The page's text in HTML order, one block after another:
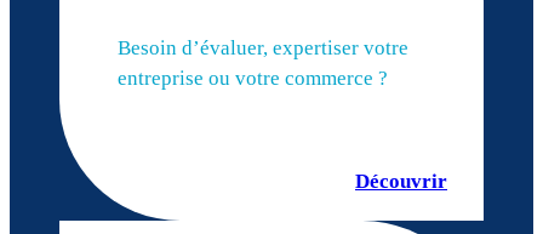
Besoin d’évaluer, expertiser votre
entreprise ou votre commerce ?
Découvrir